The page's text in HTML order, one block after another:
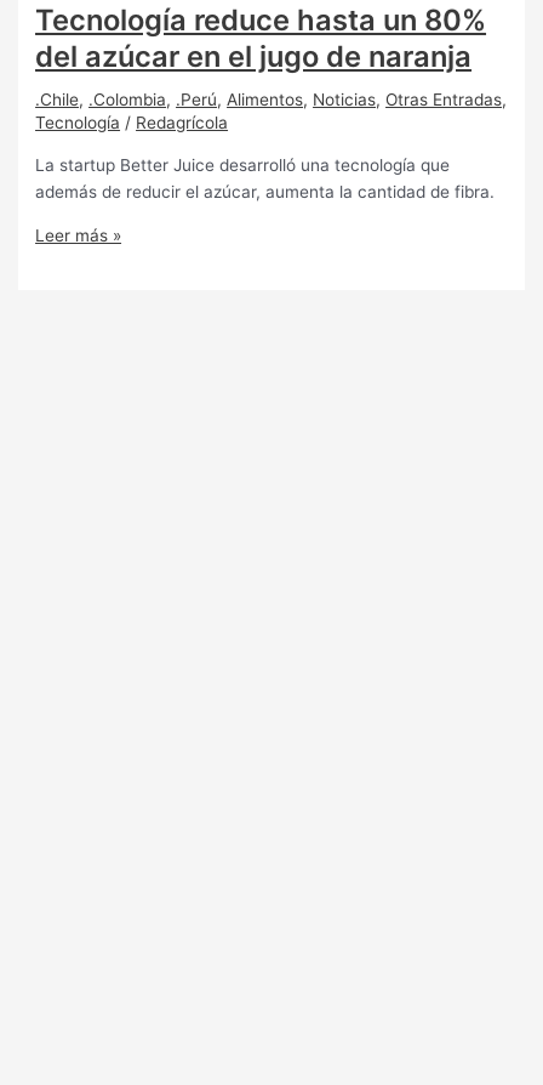
Tecnología reduce hasta un 80%
del azúcar en el jugo de naranja
.Chile, .Colombia, .Perú,Alimentos, Noticias, Otras Entradas,
Tecnología / Redagrícola
La startup Better Juice desarrolló una tecnología que
además de reducir el azúcar, aumenta la cantidad de fibra.
Leer más »